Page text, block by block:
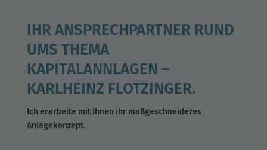
IHR ANSPRECHPARTNER RUND
UMS THEMA
KAPITALANNLAGEN –
KARLHEINZ FLOTZINGER.
Ich erarbeite mit Ihnen ihr maßgeschneideres
Anlagekonzept.